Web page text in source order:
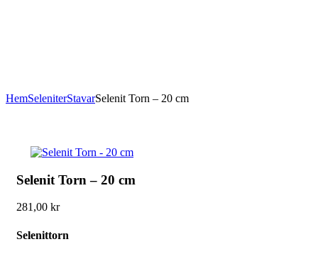
HemSeleniterStavarSelenit Torn – 20 cm
Selenit Torn – 20 cm
281,00 kr
Selenittorn